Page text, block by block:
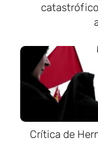
Crítica de